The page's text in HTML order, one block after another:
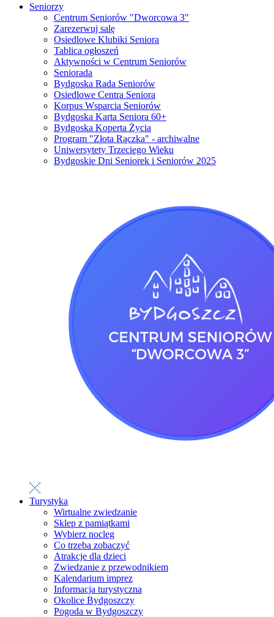
Seniorzy
Centrum Seniorów "Dworcowa 3"
Zarezerwuj salę
Osiedlowe Klubiki Seniora
Tablica ogłoszeń
Aktywności w Centrum Seniorów
Seniorada
Bydgoska Rada Seniorów
Osiedlowe Centra Seniora
Korpus Wsparcia Seniorów
Bydgoska Karta Seniora 60+
Bydgoska Koperta Życia
Program "Złota Rączka" - archiwalne
Uniwersytety Trzeciego Wieku
Bydgoskie Dni Seniorek i Seniorów 2025
Turystyka
Wirtualne zwiedzanie
Sklep z pamiątkami
Wybierz nocleg
Co trzeba zobaczyć
Atrakcje dla dzieci
Zwiedzanie z przewodnikiem
Kalendarium imprez
Informacja turystyczna
Okolice Bydgoszczy
Pogoda w Bydgoszczy